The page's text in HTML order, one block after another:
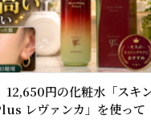
12,650円の化粧水「スキ
レヴァンカ」を使って